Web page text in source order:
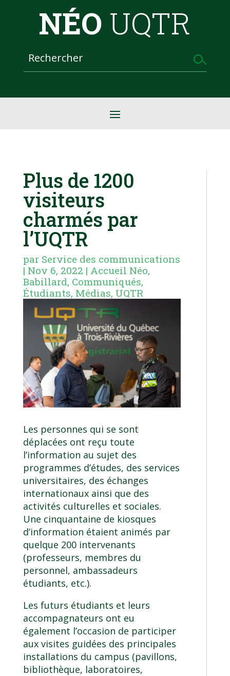
NÉO UQTR
Plus de 1200
visiteurs
charmés par
l’UQTR
par Service des communications
| Nov 6, 2022 | Accueil Néo,
Babillard, Communiqués,
Étudiants, Médias, UQTR
Les personnes qui se sont
déplacées ont reçu toute
l’information au sujet des
programmes d’études, des services
universitaires, des échanges
internationaux ainsi que des
activités culturelles et sociales.
Une cinquantaine de kiosques
d’information étaient animés par
quelque 200 intervenants
(professeurs, membres du
personnel, ambassadeurs
étudiants, etc.).
Les futurs étudiants et leurs
accompagnateurs ont eu
également l’occasion de participer
aux visites guidées des principales
installations du campus (pavillons,
bibliothèque, laboratoires,